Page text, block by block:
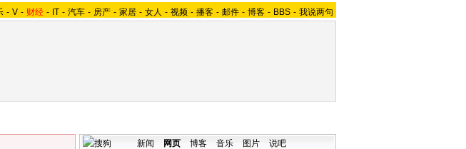
- V - 财经 - IT - 汽车 - 房产 - 家居 - 女人 - 视频 - 播客 - 邮件 - 博客 - BBS - 我说两句
新闻 网页 博客 音乐 图片 说吧